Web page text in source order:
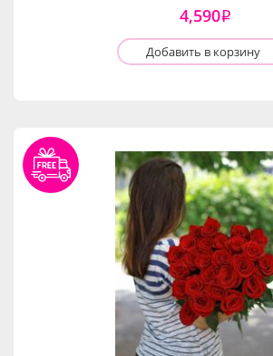
4,590i
Добавить в корзину